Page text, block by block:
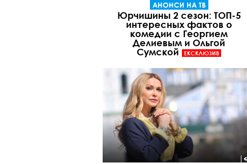
АНОНСИ НА ТВ
Юрчишины 2 сезон: ТОП-5
интересных фактов о
комедии с Георгием
Делиевым и Ольгой
Сумской
ЕКСКЛЮЗИВ